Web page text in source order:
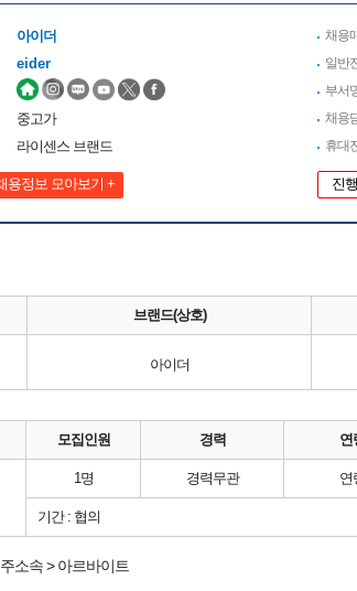
아이더
eider
중고가
라이센스 브랜드
용정보 모아보기 +
채용
일반
부서
채용
휴대
진
브랜드(상호)
아이더
모집인원 경력 연
1명 경력무관 연
기간 : 협의
소속 > 아르바이트